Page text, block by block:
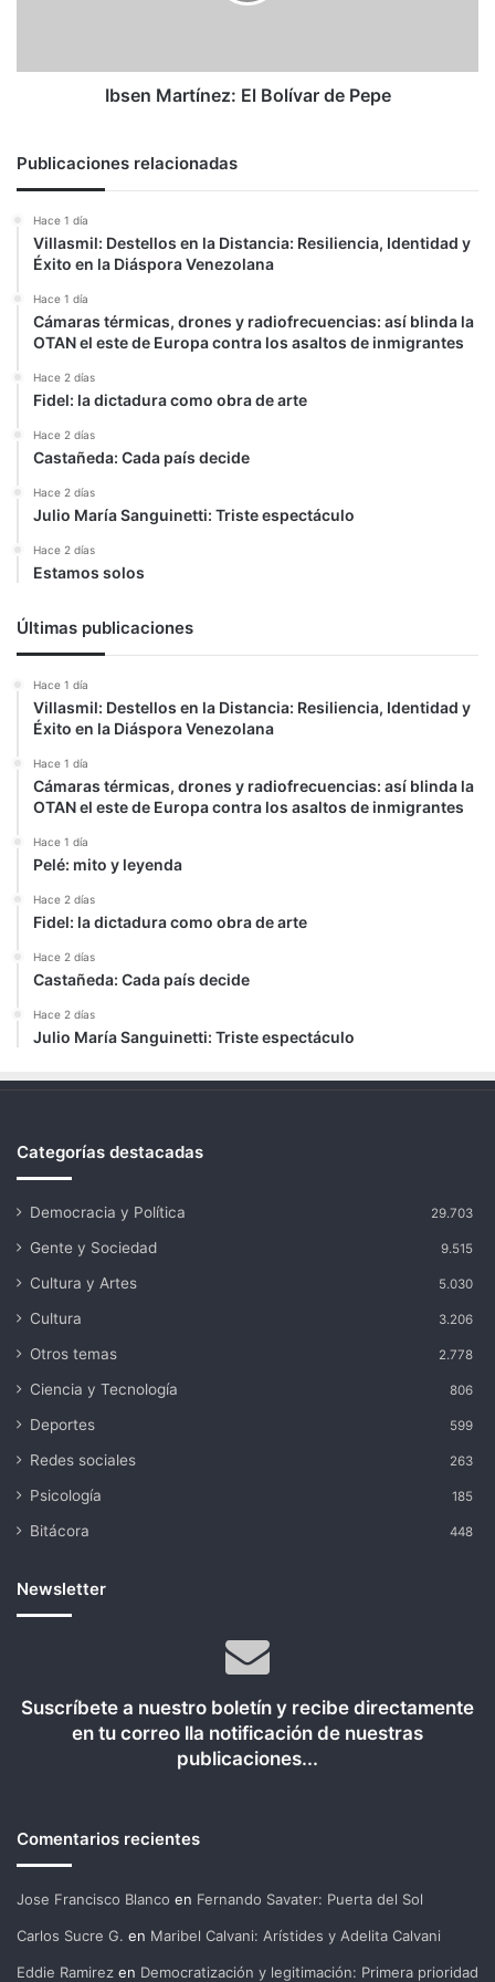
Ibsen Martínez: El Bolívar de Pepe
Publicaciones relacionadas
Hace 1 día
Villasmil: Destellos en la Distancia: Resiliencia, Identidad y
Éxito en la Diáspora Venezolana
Hace 1 día
Cámaras térmicas, drones y radiofrecuencias: así blinda la
OTAN el este de Europa contra los asaltos de inmigrantes
Hace 2 días
Fidel: la dictadura como obra de arte
Hace 2 días
Castañeda: Cada país decide
Hace 2 días
Julio María Sanguinetti: Triste espectáculo
Hace 2 días
Estamos solos
Últimas publicaciones
Hace 1 día
Villasmil: Destellos en la Distancia: Resiliencia, Identidad y
Éxito en la Diáspora Venezolana
Hace 1 día
Cámaras térmicas, drones y radiofrecuencias: así blinda la
OTAN el este de Europa contra los asaltos de inmigrantes
Hace 1 día
Pelé: mito y leyenda
Hace 2 días
Fidel: la dictadura como obra de arte
Hace 2 días
Castañeda: Cada país decide
Hace 2 días
Julio María Sanguinetti: Triste espectáculo
Categorías destacadas
Democracia y Política 29.703
Gente y Sociedad 9.515
Cultura y Artes 5.030
Cultura 3.206
Otros temas 2.778
Ciencia y Tecnología 806
Deportes 599
Redes sociales 263
Psicología 185
Bitácora 448
Newsletter
Suscríbete a nuestro boletín y recibe directamente
en tu correo lla notificación de nuestras
publicaciones...
Comentarios recientes
Jose Francisco Blanco en Fernando Savater: Puerta del Sol
Carlos Sucre G. en Maribel Calvani: Arístides y Adelita Calvani
Eddie Ramirez en Democratización y legitimación: Primera prioridad